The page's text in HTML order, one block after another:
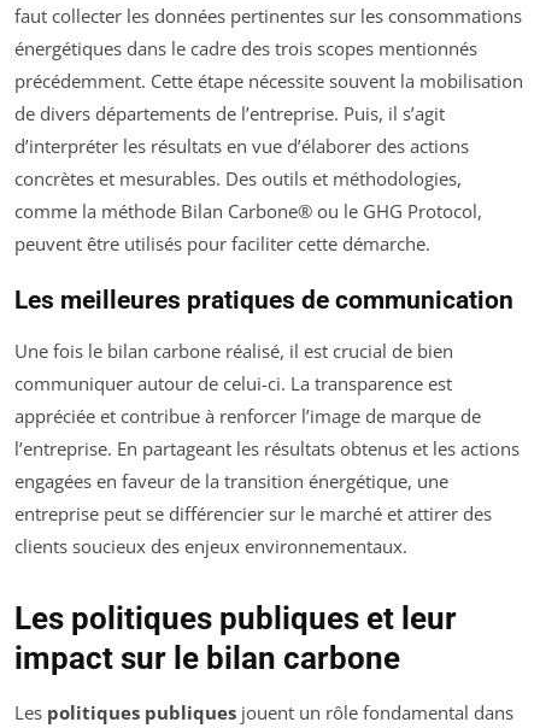
faut collecter les données pertinentes sur les consommations
énergétiques dans le cadre des trois scopes mentionnés
précédemment. Cette étape nécessite souvent la mobilisation
de divers départements de l’entreprise. Puis, il s’agit
d’interpréter les résultats en vue d’élaborer des actions
concrètes et mesurables. Des outils et méthodologies,
comme la méthode Bilan Carbone® ou le GHG Protocol,
peuvent être utilisés pour faciliter cette démarche.
Les meilleures pratiques de communication
Une fois le bilan carbone réalisé, il est crucial de bien
communiquer autour de celui-ci. La transparence est
appréciée et contribue à renforcer l’image de marque de
l’entreprise. En partageant les résultats obtenus et les actions
engagées en faveur de la transition énergétique, une
entreprise peut se différencier sur le marché et attirer des
clients soucieux des enjeux environnementaux.
Les politiques publiques et leur
impact sur le bilan carbone
Les politiques publiques jouent un rôle fondamental dans